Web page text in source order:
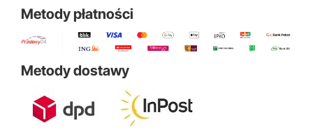
Metody płatności
Metody dostawy